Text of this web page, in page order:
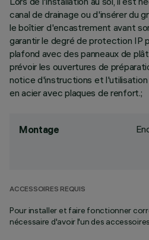
canal de drainage ou d'insérer du
le boîtier d'encastrement avant
garantir le degré de protection IP
plafond avec des panneaux de
prévoir les ouvertures de
notice d'instructions et
en acier avec plaques de renfort.;
Montage
ACCESSOIRES REQUIS
Pour installer et faire fonctionner
nécessaire d'avoir l'un des